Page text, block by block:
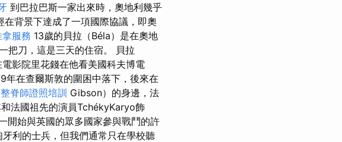
到巴拉巴斯一家出來時，奧地利幾乎
在背景下達成了一項國際協議，即奧
服務 13歲的貝拉（Béla）是在奧地
把刀，這是三天的住宿。 貝拉
影院里花錢在他看美國科夫博電
年在查爾斯敦的圍困中落下，後來在
整脊師證照培訓 Gibson）的身邊，法
法國祖先的演員TchékyKaryo飾
開始與英國的眾多國家參與戰鬥的許
利的士兵，但我們通常只在學校聽